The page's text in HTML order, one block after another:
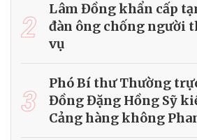
2
Lâm Đồng khẩn cấp
đàn ông chống người
vụ
3
Phó Bí thư Thường
Đồng Đặng Hồng Sỹ
Cảng hàng không